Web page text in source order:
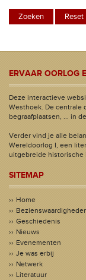
ERVAAR OORLOG
Deze interactieve
Westhoek. De centrale
begraafplaatsen, ... in
Verder vind je alle
Wereldoorlog I, een
uitgebreide historische
SITEMAP
Home
Geschiedenis
Nieuws
Evenementen
Je was erbij
Netwerk
Literatuur